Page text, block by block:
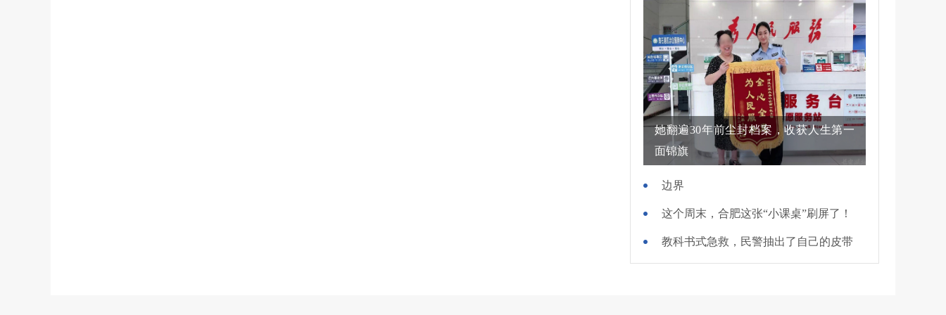
她翻遍30年前尘封档案，收获人生第一
面锦旗
边界
这个周末，合肥这张“小课桌”刷屏了！
教科书式急救，民警抽出了自己的皮带